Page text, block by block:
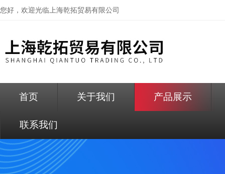
您好，欢迎光临上海乾拓贸易有限公司
首页 关于我们 产品展示
联系我们